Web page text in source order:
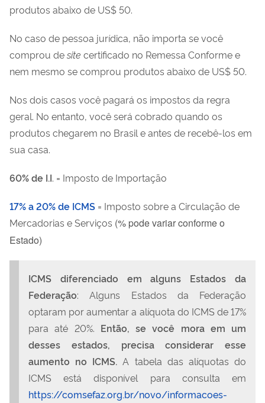
produtos abaixo de US$ 50.
No caso de pessoa jurídica, não importa se você
comprou desite certificado no Remessa Conforme e
nem mesmo se comprou produtos abaixo de US$ 50.
Nos dois casos você pagará os impostos da regra
geral. No entanto, você será cobrado quando os
produtos chegarem no Brasil e antes de recebê-los em
sua casa.
60% de I.I. = Imposto de Importação
17% a 20% de ICMS = Imposto sobre a Circulação de
Mercadorias e Serviços (% pode variar conforme o
Estado)
ICMS diferenciado em alguns Estados da
Federação: Alguns Estados da Federação
optaram por aumentar a alíquota do ICMS de 17%
para até 20%. Então, se você mora em um
desses estados, precisa considerar esse
aumento no ICMS. A tabela das alíquotas do
ICMS está disponível para consulta em
https://comsefaz.org.br/novo/informacoes-